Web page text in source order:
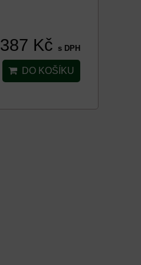
387 Kč s DPH
DO KOŠÍKU